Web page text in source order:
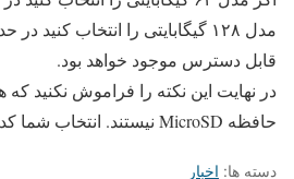
قابل دسترس موجود خواهد بود.
در نهایت این نکته را فراموش نکنید
حافظه MicroSD نیستند. انتخاب شما کدام نسخه خواهد بود؟؟
دسته ها: اخبار